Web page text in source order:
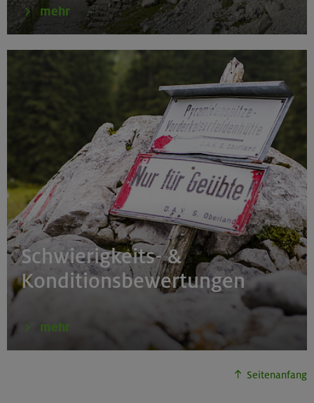
mehr
Schwierigkeits- &
Konditionsbewertungen
mehr
Seitenanfang